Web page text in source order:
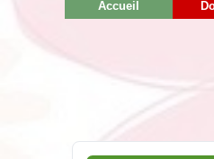
Accueil